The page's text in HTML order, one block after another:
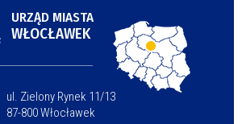
URZĄD MIASTA
WŁOCŁAWEK
ul. Zielony Rynek 11/13
87-800 Włocławek